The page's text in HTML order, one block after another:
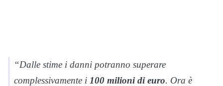
“Dalle stime i danni potranno superare
complessivamente i 100 milioni di euro. Ora è